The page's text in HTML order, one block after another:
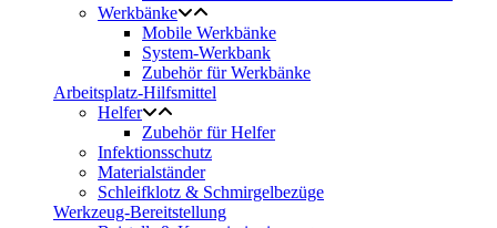
Werkbänke
Mobile Werkbänke
System-Werkbank
Zubehör für Werkbänke
Arbeitsplatz-Hilfsmittel
Helfer
Zubehör für Helfer
Infektionsschutz
Materialständer
Schleifklotz & Schmirgelbezüge
Werkzeug-Bereitstellung